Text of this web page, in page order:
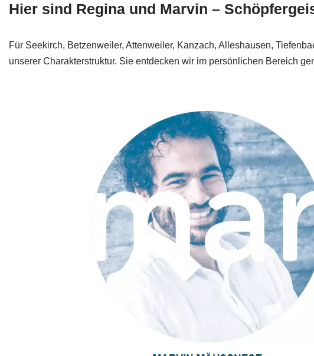
Hier sind Regina und Marvin –
Für Seekirch, Betzenweiler, Attenweiler, Kanzach, Alleshausen,
unserer Charakterstruktur. Sie entdecken wir im persönlichen Bereich